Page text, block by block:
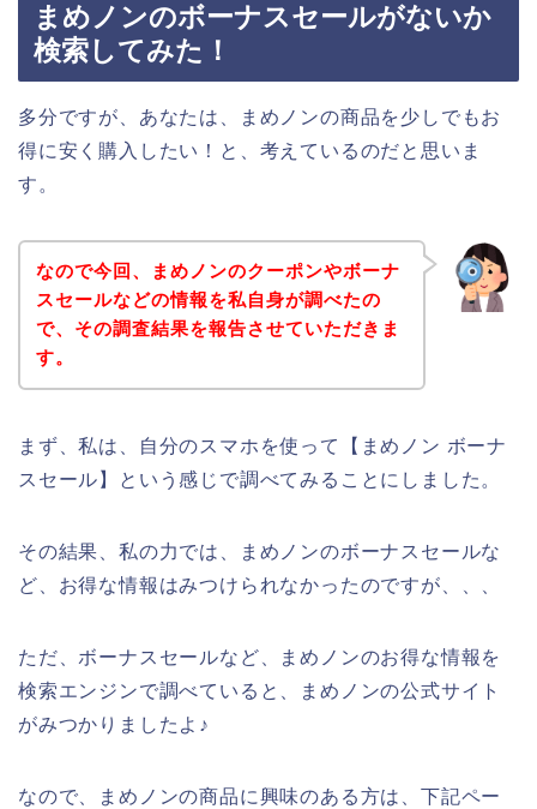
まめノンのボーナスセールがないか
検索してみた！
多分ですが、あなたは、まめノンの商品を少しでもお
得に安く購入したい！と、考えているのだと思いま
す。
なので今回、まめノンのクーポンやボーナ
スセールなどの情報を私自身が調べたの
で、その調査結果を報告させていただきま
す。
まず、私は、自分のスマホを使って【まめノン ボーナ
スセール】という感じで調べてみることにしました。
その結果、私の力では、まめノンのボーナスセールな
ど、お得な情報はみつけられなかったのですが、、、
ただ、ボーナスセールなど、まめノンのお得な情報を
検索エンジンで調べていると、まめノンの公式サイト
がみつかりましたよ♪
なので、まめノンの商品に興味のある方は、下記ペー